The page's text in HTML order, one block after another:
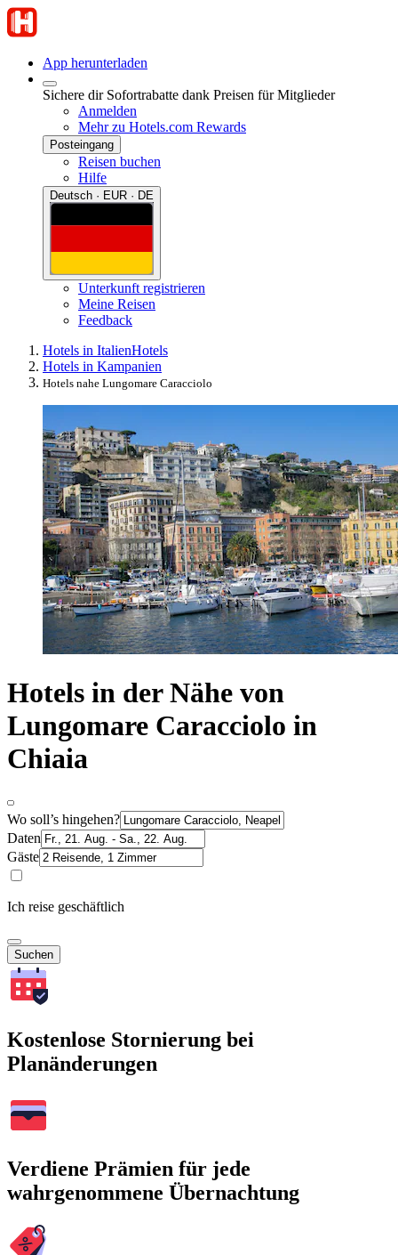
App herunterladen
Sichere dir Sofortrabatte dank Preisen für Mitglieder
Anmelden
Mehr zu Hotels.com Rewards
Posteingang
Reisen buchen
Hilfe
Deutsch · EUR · DE
Unterkunft registrieren
Meine Reisen
Feedback
Hotels in ItalienHotels
Hotels in Kampanien
Hotels nahe Lungomare Caracciolo
Hotels in der Nähe von
Lungomare Caracciolo in
Chiaia
Wo soll’s hingehen?
Daten
Gäste
Ich reise geschäftlich
Suchen
Kostenlose Stornierung bei
Planänderungen
Verdiene Prämien für jede
wahrgenommene Übernachtung